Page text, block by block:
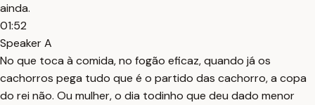
ainda.
01:52
Speaker A
No que toca à comida, no fogão eficaz, quando já os
cachorros pega tudo que é o partido das cachorro, a copa
do rei não. Ou mulher, o dia todinho que deu dado menor